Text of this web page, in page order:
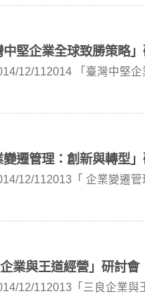
堅企業全球致勝策略
12/112014 「臺灣中堅
遷管理：創新與轉型
12/112013「 企業變遷
業與王道經營」研討會
12/112013「三良企業